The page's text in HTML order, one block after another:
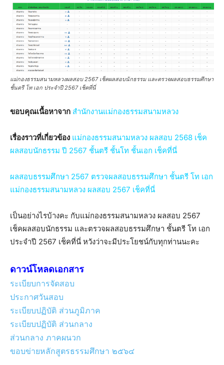
แม่กองธรรมสนามหลวงผลสอบ 2567 เช็คผลสอบนักธรรม และตรวจผลสอบธรรมศึกษา
ชั้นตรี โท เอก ประจำปี 2567 เช็คที่นี่
ขอบคุณเนื้อหาจาก สำนักงานแม่กองธรรมสนามหลวง
เรื่องราวที่เกี่ยวข้อง แม่กองธรรมสนามหลวง ผลสอบ 2568 เช็ค
ผลสอบนักธรรม ปี 2567 ชั้นตรี ชั้นโท ชั้นเอก เช็คที่นี่
ผลสอบธรรมศึกษา 2567 ตรวจผลสอบธรรมศึกษา ชั้นตรี โท เอก
แม่กองธรรมสนามหลวง ผลสอบ 2567 เช็คที่นี่
เป็นอย่างไรบ้างคะ กับแม่กองธรรมสนามหลวง ผลสอบ 2567
เช็คผลสอบนักธรรม และตรวจผลสอบธรรมศึกษา ชั้นตรี โท เอก
ประจำปี 2567 เช็คที่นี่ หวังว่าจะมีประโยชน์กับทุกท่านนะคะ
ดาวน์โหลดเอกสาร
ระเบียบการจัดสอบ
ประกาศวันสอบ
ระเบียบปฏิบัติ ส่วนภูมิภาค
ระเบียบปฏิบัติ ส่วนกลาง
ส่วนกลาง ภาคผนวก
ขอบข่ายหลักสูตรธรรมศึกษา ๒๕๖๔